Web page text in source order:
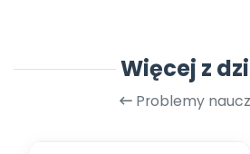
Więcej z
Problemy